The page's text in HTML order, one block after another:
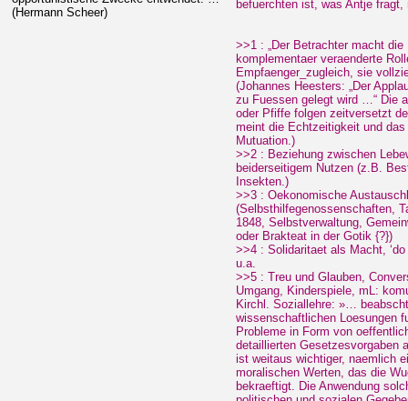
(Hermann Scheer)
befuerchten ist, was Antje
>>1 : „Der Betrachter macht
komplementaer veraenderte
Empfaenger_zugleich, sie
(Johannes Heesters: „Der
zu Fuessen gelegt wird …“ Die
oder Pfiffe folgen zeitversetzt
meint die Echtzeitigkeit und
Mutuation.)
>>2 : Beziehung zwischen
beiderseitigem Nutzen (z.B.
Insekten.)
>>3 : Oekonomische
(Selbsthilfegenossenschaften,
1848, Selbstverwaltung,
oder Brakteat in der Gotik {?})
>>4 : Solidaritaet als Macht,
u.a.
>>5 : Treu und Glauben,
Umgang, Kinderspiele, mL:
Kirchl. Soziallehre: »…
wissenschaftlichen Loesungen
Probleme in Form von
detaillierten Gesetzesvorgaben
ist weitaus wichtiger, naemlich
moralischen Werten, das die
bekraeftigt. Die Anwendung